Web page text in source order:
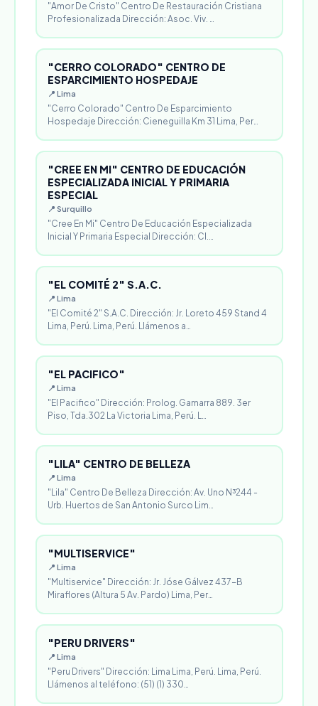
"Amor De Cristo" Centro De Restauración Cristiana
Profesionalizada Dirección: Asoc. Viv. …
"CERRO COLORADO" CENTRO DE
ESPARCIMIENTO HOSPEDAJE
📍 Lima
"Cerro Colorado" Centro De Esparcimiento
Hospedaje Dirección: Cieneguilla Km 31 Lima, Per…
"CREE EN MI" CENTRO DE EDUCACIÓN
ESPECIALIZADA INICIAL Y PRIMARIA
ESPECIAL
📍 Surquillo
"Cree En Mi" Centro De Educación Especializada
Inicial Y Primaria Especial Dirección: Cl.…
"EL COMITÉ 2" S.A.C.
📍 Lima
"El Comité 2" S.A.C. Dirección: Jr. Loreto 459 Stand 4
Lima, Perú. Lima, Perú. Llámenos a…
"EL PACIFICO"
📍 Lima
"El Pacifico" Dirección: Prolog. Gamarra 889. 3er
Piso, Tda.302 La Victoria Lima, Perú. L…
"LILA" CENTRO DE BELLEZA
📍 Lima
"Lila" Centro De Belleza Dirección: Av. Uno N³244 -
Urb. Huertos de San Antonio Surco Lim…
"MULTISERVICE"
📍 Lima
"Multiservice" Dirección: Jr. Jóse Gálvez 437-B
Miraflores (Altura 5 Av. Pardo) Lima, Per…
"PERU DRIVERS"
📍 Lima
"Peru Drivers" Dirección: Lima Lima, Perú. Lima, Perú.
Llámenos al teléfono: (51) (1) 330…